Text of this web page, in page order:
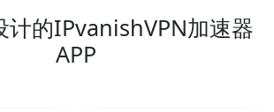
计的IPvanishVPN加速器
APP